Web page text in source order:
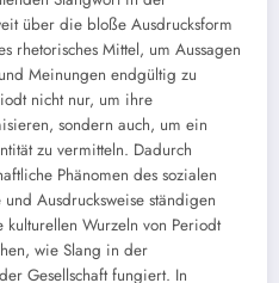
über die bloße Ausdrucksform
rhetorisches Mittel, um Aussagen
Meinungen endgültig zu
nicht nur, um ihre
sondern auch, um ein
zu vermitteln. Dadurch
Phänomen des sozialen
Ausdrucksweise ständigen
Wurzeln von Periodt
wie Slang in der
Gesellschaft fungiert. In